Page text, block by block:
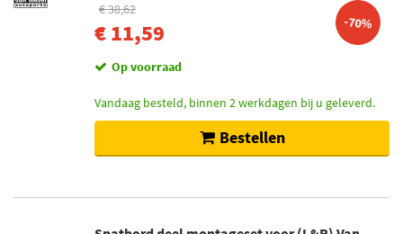
€ 38,62
€ 11,59 -70%
Op voorraad
Vandaag besteld, binnen 2 werkdagen bij u geleverd.
Bestellen